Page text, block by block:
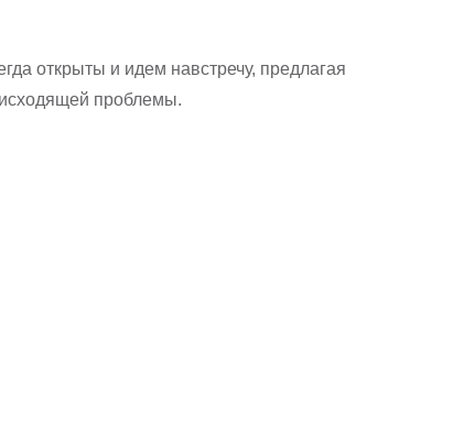
открыты и идем навстречу, предлагая
проблемы.